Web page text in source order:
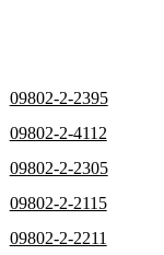
09802-2-2395
09802-2-4112
09802-2-2305
09802-2-2115
09802-2-2211